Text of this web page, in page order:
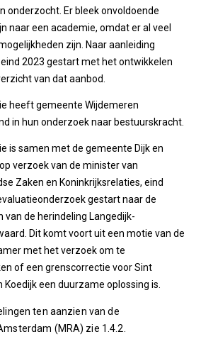
onderzocht. Er bleek onvoldoende
naar een academie, omdat er al veel
zijn. Naar aanleiding
2023 gestart met het ontwikkelen
van dat aanbod.
heeft gemeente Wijdemeren
in hun onderzoek naar bestuurskracht.
is samen met de gemeente Dijk en
verzoek van de minister van
Zaken en Koninkrijksrelaties, eind
gestart naar de
van de herindeling Langedijk-
Dit komt voort uit een motie van de
met het verzoek om te
of een grenscorrectie voor Sint
Koedijk een duurzame oplossing is.
ten aanzien van de
(MRA) zie 1.4.2.